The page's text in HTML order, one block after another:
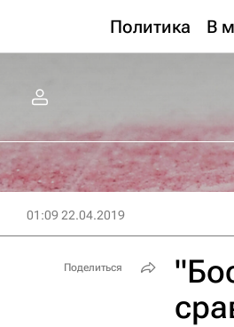
Политика В
01:09 22.04.2019
Поделиться